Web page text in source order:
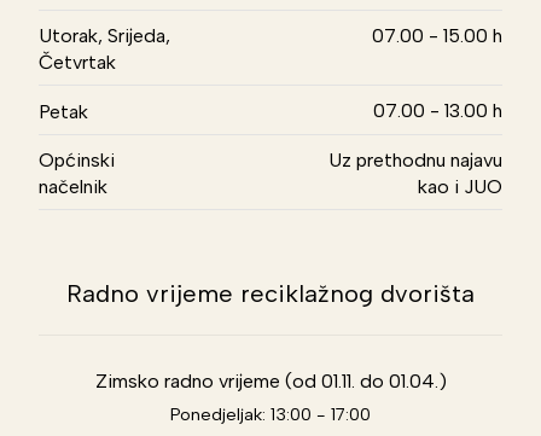
Utorak, Srijeda,
Četvrtak
07.00 - 15.00 h
Petak 07.00 - 13.00 h
Općinski
načelnik
Uz prethodnu najavu
kao i JUO
Radno vrijeme reciklažnog dvorišta
Zimsko radno vrijeme (od 01.11. do 01.04.)
Ponedjeljak: 13:00 - 17:00